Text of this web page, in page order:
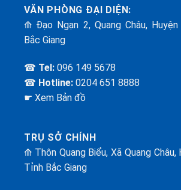
VĂN PHÒNG ĐẠI DIỆN:
⟰ Đạo Ngạn 2, Quang Châu,
Bắc Giang
☎ Tel: 096 149 5678
☎ Hotline: 0204 651 8888
☛ Xem Bản đồ
TRỤ SỞ CHÍNH
⟰ Thôn Quang Biểu, Xã Quang
Tỉnh Bắc Giang